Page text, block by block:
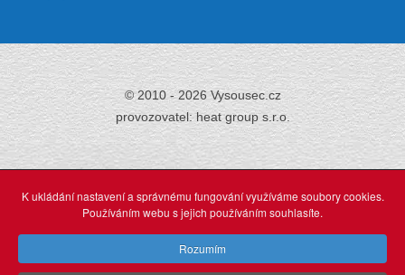
© 2010 - 2026 Vysousec.cz
provozovatel: heat group s.r.o.
Již přes 30 letzajišťujeme odstraňování
vlhkosti,
K ukládání nastavení a správnému fungování využíváme soubory cookies.
Používáním webu s jejich používáním souhlasíte.
Rozumím